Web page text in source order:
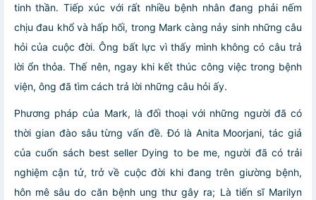
tinh thần. Tiếp xúc với rất nhiều bệnh nhân đang phải nếm
chịu đau khổ và hấp hối, trong Mark càng nảy sinh những câu
hỏi của cuộc đời. Ông bất lực vì thấy mình không có câu trả
lời ổn thỏa. Thế nên, ngay khi kết thúc công việc trong bệnh
viện, ông đã tìm cách trả lời những câu hỏi ấy.
Phương pháp của Mark, là đối thoại với những người đã có
thời gian đào sâu từng vấn đề. Đó là Anita Moorjani, tác giả
của cuốn sách best seller Dying to be me, người đã có trải
nghiệm cận tử, trở về cuộc đời khi đang trên giường bệnh,
hôn mê sâu do căn bệnh ung thư gây ra; Là tiến sĩ Marilyn